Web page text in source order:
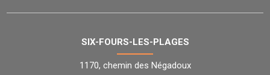
SIX-FOURS-LES-PLAGES
1170, chemin des Négadoux